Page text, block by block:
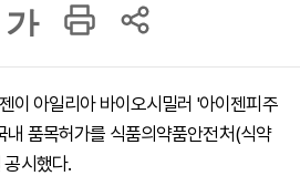
가
이 아일리아 바이오시밀러 '아이젠피주
내 품목허가를 식품의약품안전처(식약
시했다.